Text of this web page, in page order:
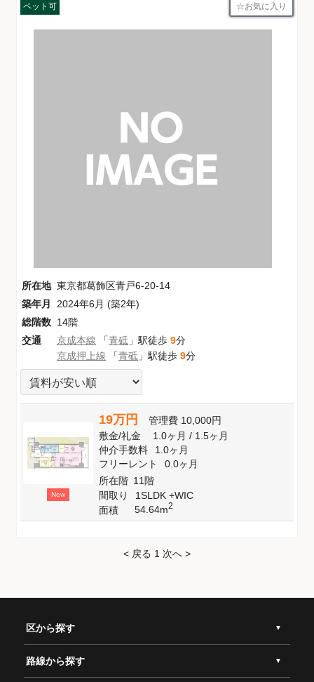
ペット可 お気に入り
所在地 東京都葛飾区青戸6-20-14
築年月
2024年6月 (築2年)
総階数 14階
交通
京成本線 「青砥 」駅徒歩 9分
京成押上線 「青砥 」駅徒歩 9分
New
19万円 管理費 10,000円
敷金/礼金 1.0ヶ月/ 1.5ヶ月
仲介手数料
1.0ヶ月
フリーレント
0.0ヶ月
所在階 11階
間取り
1SLDK +WIC
面積
54.64m2
< 戻る 1 次へ >
区から探す
路線から探す